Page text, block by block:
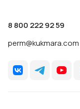
8 800 222 92 59
perm@kukmara.com